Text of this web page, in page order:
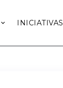
INICIATIVAS